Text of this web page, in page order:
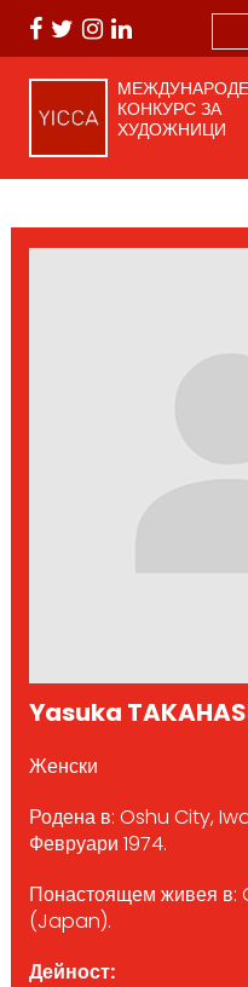
КОНКУРС ЗА
ХУДОЖНИЦИ
Yasuka
Женски
Родена в: Oshu City,
Февруари 1974.
Понастоящем живея
(Japan).
Дейност: